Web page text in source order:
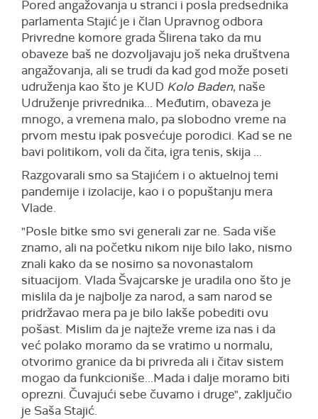
Pored angažovanja u stranci i posla predsednika
parlamenta Stajić je i član Upravnog odbora
Privredne komore grada Šlirena tako da mu
obaveze baš ne dozvoljavaju još neka društvena
angažovanja, ali se trudi da kad god može poseti
udruženja kao što je KUD Kolo Baden, naše
Udruženje privrednika... Međutim, obaveza je
mnogo, a vremena malo, pa slobodno vreme na
prvom mestu ipak posvećuje porodici. Kad se ne
bavi politikom, voli da čita, igra tenis, skija ...
Razgovarali smo sa Stajićem i o aktuelnoj temi
pandemije i izolacije, kao i o popuštanju mera
Vlade.
"Posle bitke smo svi generali zar ne. Sada više
znamo, ali na početku nikom nije bilo lako, nismo
znali kako da se nosimo sa novonastalom
situacijom. Vlada Švajcarske je uradila ono što je
mislila da je najbolje za narod, a sam narod se
pridržavao mera pa je bilo lakše pobediti ovu
pošast. Mislim da je najteže vreme iza nas i da
već polako moramo da se vratimo u normalu,
otvorimo granice da bi privreda ali i čitav sistem
mogao da funkcioniše...Mada i dalje moramo biti
oprezni. Čuvajući sebe čuvamo i druge", zaključio
je Saša Stajić.